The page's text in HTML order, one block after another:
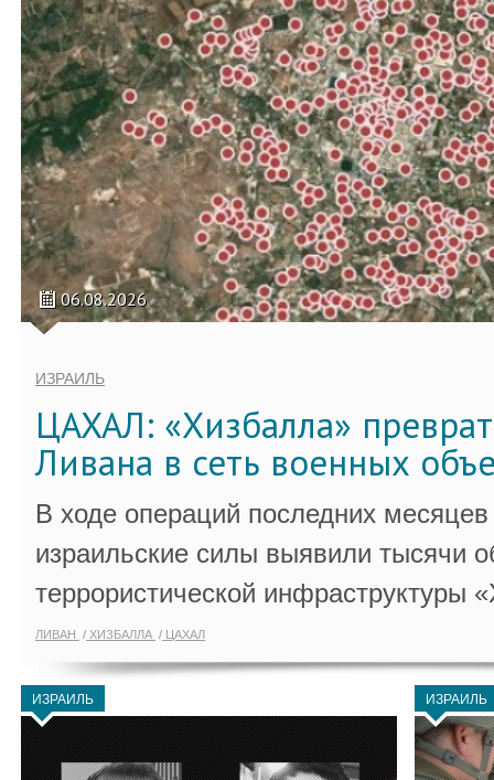
06.08.2026
ИЗРАИЛЬ
ЦАХАЛ: «Хизбалла»
Ливана в сеть военных
В ходе операций последних
израильские силы выявили тысячи
террористической инфраструктуры
ЛИВАН ХИЗБАЛЛА ЦАХАЛ
ИЗРАИЛЬ ИЗРАИЛЬ